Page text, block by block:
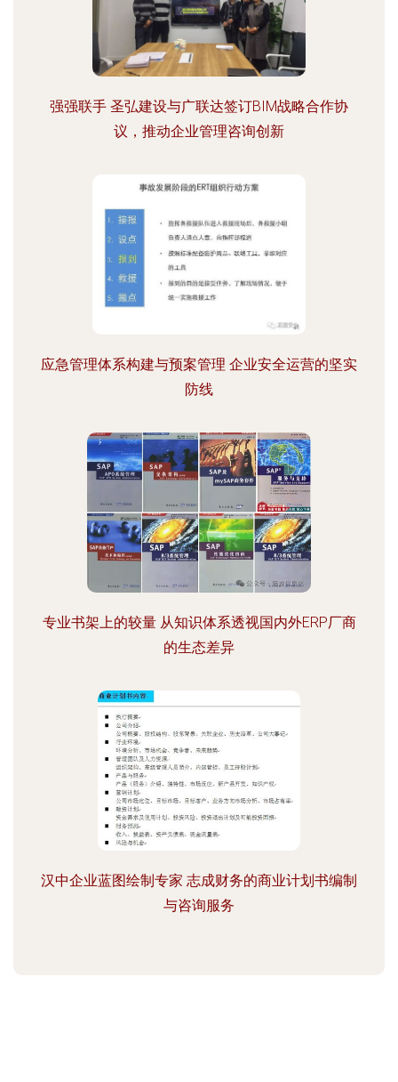
强强联手 圣弘建设与广联达签订BIM战略合作协
议，推动企业管理咨询创新
应急管理体系构建与预案管理 企业安全运营的坚实
防线
专业书架上的较量 从知识体系透视国内外ERP厂商
的生态差异
汉中企业蓝图绘制专家 志成财务的商业计划书编制
与咨询服务